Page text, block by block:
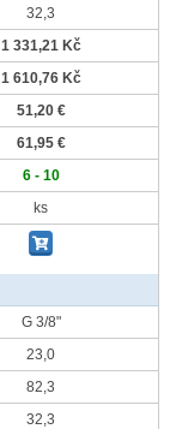
32,3
1 331,21 Kč
1 610,76 Kč
51,20 €
61,95 €
6 - 10
ks
G 3/8"
23,0
82,3
32,3